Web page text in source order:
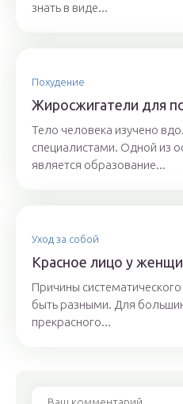
знать в виде...
Похудение
Жиросжигатели для
Тело человека изучено
специалистами. Одной из
является образование...
Уход за собой
Красное лицо у
Причины
быть разными. Для
прекрасного...